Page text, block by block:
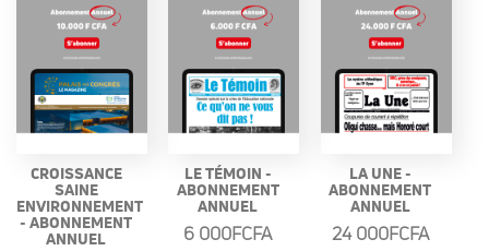
CROISSANCE
SAINE
ENVIRONNEMENT
- ABONNEMENT
ANNUEL
LE TÉMOIN -
ABONNEMENT
ANNUEL
6 000FCFA
LA UNE -
ABONNEMENT
ANNUEL
24 000FCFA